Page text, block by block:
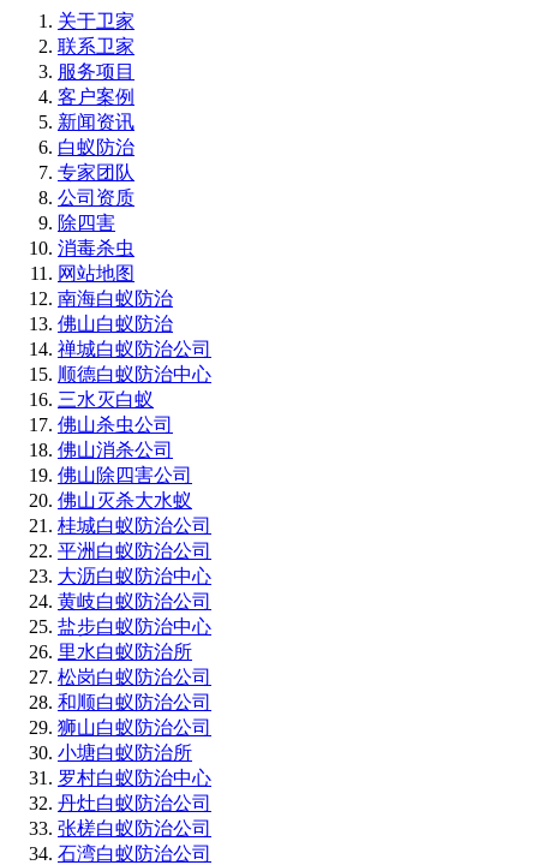
关于卫家
联系卫家
服务项目
客户案例
新闻资讯
白蚁防治
专家团队
公司资质
除四害
消毒杀虫
网站地图
南海白蚁防治
佛山白蚁防治
禅城白蚁防治公司
顺德白蚁防治中心
三水灭白蚁
佛山杀虫公司
佛山消杀公司
佛山除四害公司
佛山灭杀大水蚁
桂城白蚁防治公司
平洲白蚁防治公司
大沥白蚁防治中心
黄岐白蚁防治公司
盐步白蚁防治中心
里水白蚁防治所
松岗白蚁防治公司
和顺白蚁防治公司
狮山白蚁防治公司
小塘白蚁防治所
罗村白蚁防治中心
丹灶白蚁防治公司
张槎白蚁防治公司
石湾白蚁防治公司